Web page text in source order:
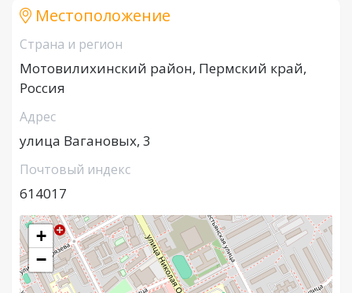
Местоположение
Страна и регион
Мотовилихинский район, Пермский край,
Россия
Адрес
улица Вагановых, 3
Почтовый индекс
614017
+
−